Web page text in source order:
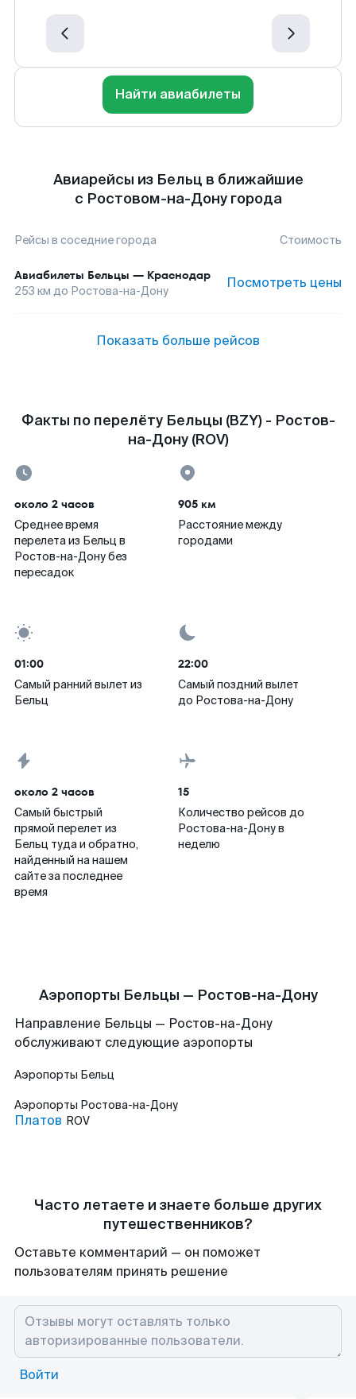
Найти авиабилеты
Авиарейсы из Бельц в ближайшие
с Ростовом-на-Дону города
Рейсы в соседние города Стоимость
Авиабилеты Бельцы — Краснодар
253 км до Ростова-на-Дону Посмотреть цены
Показать больше рейсов
Факты по перелёту Бельцы (BZY) - Ростов-
на-Дону (ROV)
около 2 часов
Среднее время
перелета из Бельц в
Ростов-на-Дону без
пересадок
905 км
Расстояние между
городами
01:00
Самый ранний вылет из
Бельц
22:00
Самый поздний вылет
до Ростова-на-Дону
около 2 часов
Самый быстрый
прямой перелет из
Бельц туда и обратно,
найденный на нашем
сайте за последнее
время
15
Количество рейсов до
Ростова-на-Дону в
неделю
Аэропорты Бельцы — Ростов-на-Дону
Направление Бельцы — Ростов-на-Дону
обслуживают следующие аэропорты
Аэропорты Бельц
Аэропорты Ростова-на-Дону
Платов ROV
Часто летаете и знаете больше других
путешественников?
Оставьте комментарий — он поможет
пользователям принять решение
Войти